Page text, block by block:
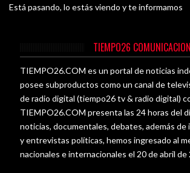
Está pasando, lo estás viendo y te informamos
TIEMPO26
TIEMPO26.COM es un portal de noticias
posee subproductos como un canal de
de radio digital (tiempo26 tv & radio digital)
TIEMPO26.COM presenta las 24 horas del
noticias, documentales, debates, además
y entrevistas políticas, hemos ingresado al
nacionales e internacionales el 20 de abril de